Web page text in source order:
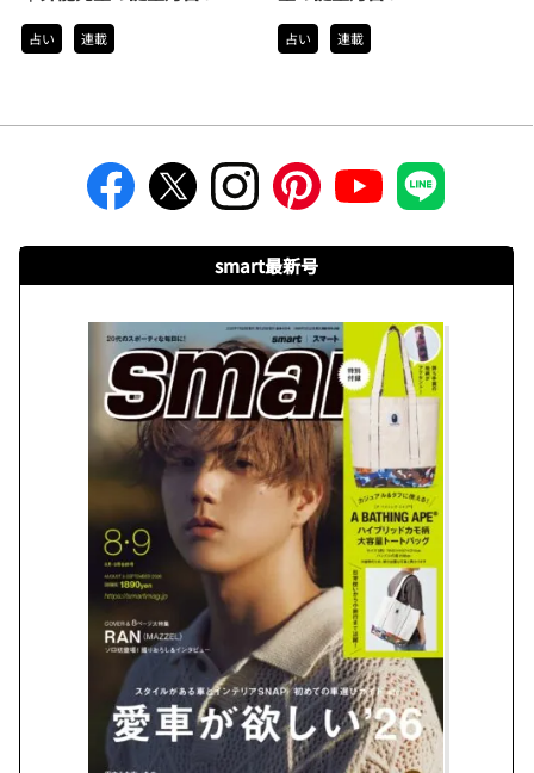
占い 連載 占い 連載
smart最新号